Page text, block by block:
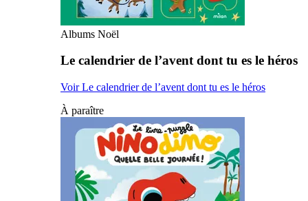
Albums Noël
Le calendrier de l’avent dont tu es le héros
Voir Le calendrier de l’avent dont tu es le héros
À paraître